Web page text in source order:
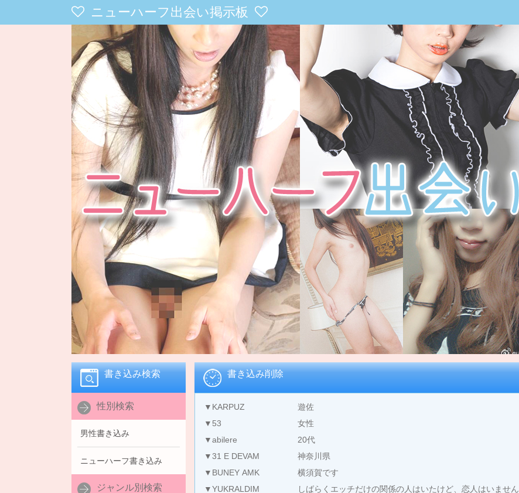
ニューハーフ出会い掲示板
書き込み削除
▼KARPUZ
遊佐
▼53
女性
▼abilere
20代
▼31 E DEVAM
神奈川県
▼BUNEY AMK
横須賀です
▼YUKRALDIM
しばらくエッチだけの関係の人はいたけど、恋人はいません
書き込み検索
性別検索
男性書き込み
ニューハーフ書き込み
ジャンル別検索